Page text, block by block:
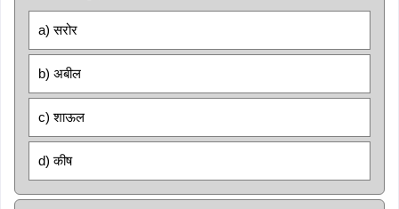
a) सरोर
b) अबील
c) शाऊल
d) कीष